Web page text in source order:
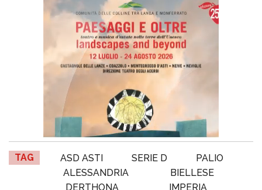
TAG ASD ASTI SERIE D
PALIO
ALESSANDRIA
BIELLESE
DERTHONA
IMPERIA